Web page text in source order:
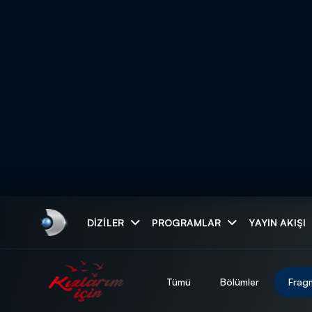
DIZILER PROGRAMLAR YAYIN AKIŞI
ARAMA
Tümü Bölümler